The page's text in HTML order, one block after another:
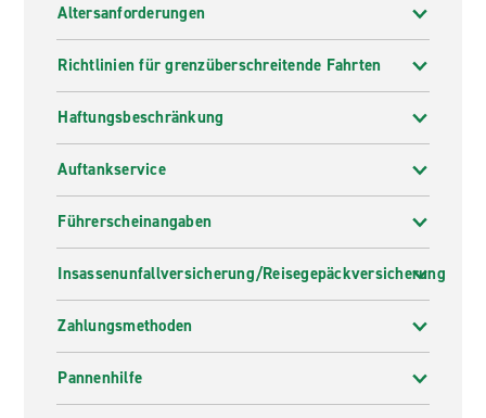
Altersanforderungen
Richtlinien für grenzüberschreitende Fahrten
Haftungsbeschränkung
Auftankservice
Führerscheinangaben
Insassenunfallversicherung/Reisegepäckversicherung
Zahlungsmethoden
Pannenhilfe